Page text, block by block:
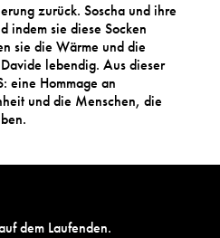
zurück. Soscha und ihre
indem sie diese Socken
sie die Wärme und die
lebendig. Aus dieser
eine Hommage an
und die Menschen, die
dem Laufenden.